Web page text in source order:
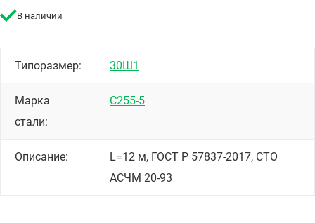
В наличии
Типоразмер: 30Ш1
Марка
стали:
С255-5
Описание:
L=12 м, ГОСТ Р 57837-2017, СТО
АСЧМ 20-93